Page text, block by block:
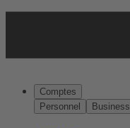
Comptes
Personnel
Business